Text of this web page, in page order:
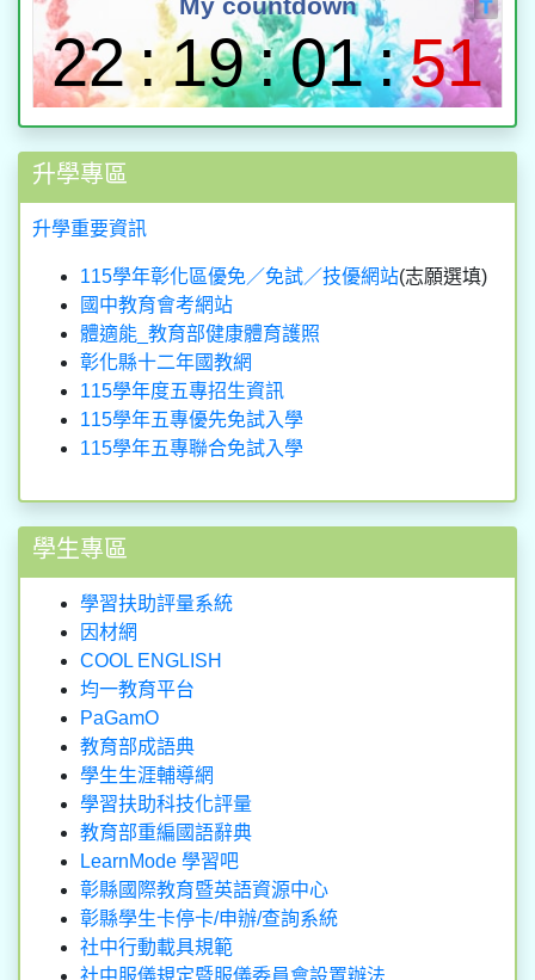
升學專區
升學重要資訊
115學年彰化區優免／免試／技優網站(志願選填)
國中教育會考網站
體適能_教育部健康體育護照
彰化縣十二年國教網
115學年度五專招生資訊
115學年五專優先免試入學
115學年五專聯合免試入學
學生專區
學習扶助評量系統
因材網
COOL ENGLISH
均一教育平台
PaGamO
教育部成語典
學生生涯輔導網
學習扶助科技化評量
教育部重編國語辭典
LearnMode 學習吧
彰縣國際教育暨英語資源中心
彰縣學生卡停卡/申辦/查詢系統
社中行動載具規範
社中服儀規定暨服儀委員會設置辦法